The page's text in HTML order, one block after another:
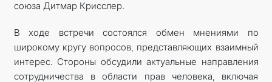
союза Дитмар Крисслер.
В ходе встречи состоялся обмен мнениями по
широкому кругу вопросов, представляющих взаимный
интерес. Стороны обсудили актуальные направления
сотрудничества в области прав человека, включая